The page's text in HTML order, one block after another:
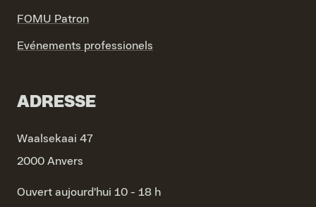
FOMU Patron
Evénements professionels
ADRESSE
Waalsekaai 47
2000 Anvers
Ouvert aujourd'hui 10 - 18 h